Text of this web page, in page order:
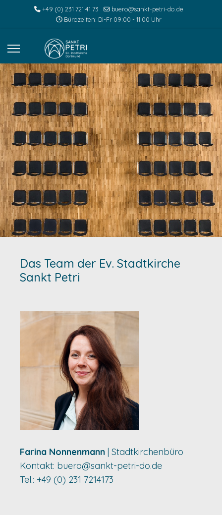
+49 (0) 231 721 41 73
buero@sankt-petri-do.de
Bürozeiten: Di-Fr 09:00 - 11:00 Uhr
Das Team der Ev. Stadtkirche
Sankt Petri
Farina Nonnenmann | Stadtkirchenbüro
Kontakt: buero@sankt-petri-do.de
Tel.: +49 (0) 231 7214173